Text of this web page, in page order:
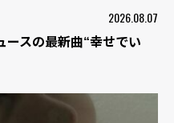
2026.08.07
ースの最新曲“幸せでい